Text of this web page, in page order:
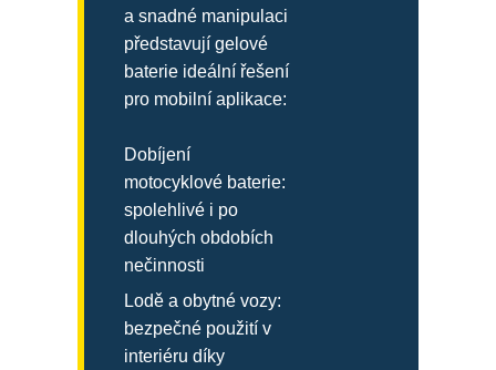
a snadné manipulaci
představují gelové
baterie ideální řešení
pro mobilní aplikace:
Dobíjení
motocyklové baterie:
spolehlivé i po
dlouhých obdobích
nečinnosti
Lodě a obytné vozy:
bezpečné použití v
interiéru díky